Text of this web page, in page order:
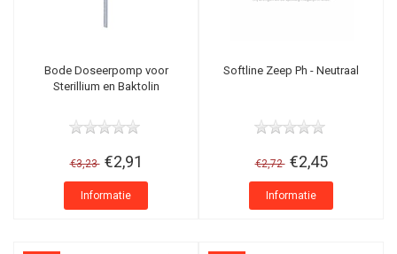
Bode Doseerpomp voor
Sterillium en Baktolin
€3,23 €2,91
Informatie
Softline Zeep Ph - Neutraal
€2,72 €2,45
Informatie